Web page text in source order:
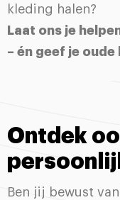
kleding halen?
Laat ons je
– én geef je
Ontdek
Ben jij bewust